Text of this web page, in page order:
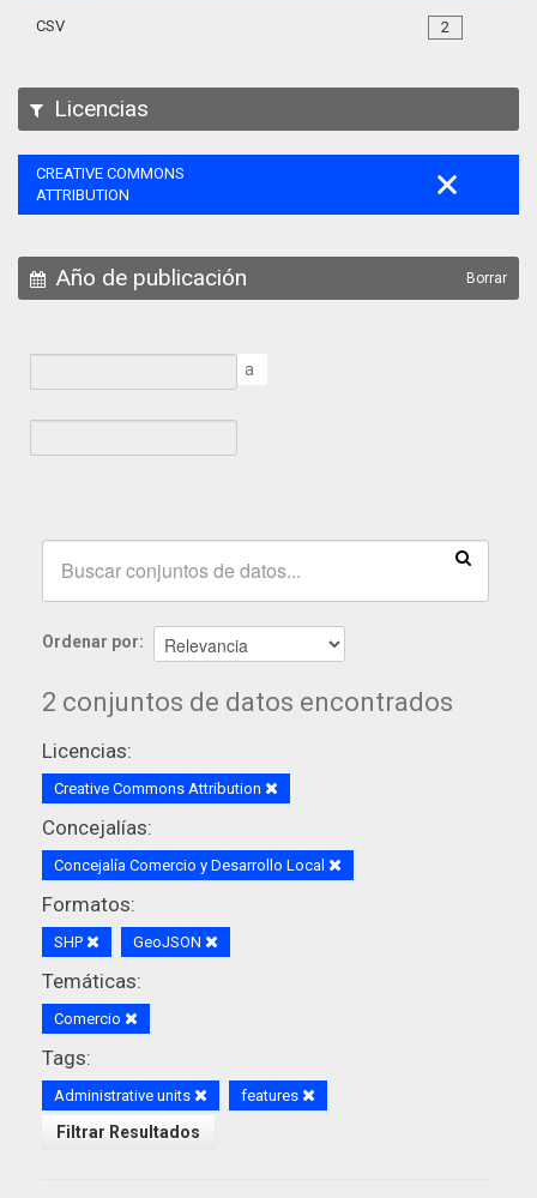
2
CSV
Licencias
CREATIVE COMMONS
ATTRIBUTION
Año de publicación Borrar
a
Ordenar por
2 conjuntos de datos encontrados
Licencias:
Creative Commons Attribution
Concejalías:
Concejalía Comercio y Desarrollo Local
Formatos:
SHP GeoJSON
Temáticas:
Comercio
Tags:
Administrative units features
Filtrar Resultados